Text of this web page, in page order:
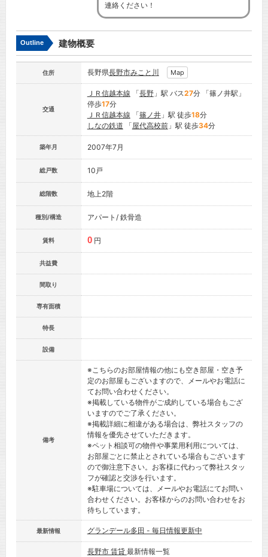
連絡ください！
Outline 建物概要
住所 長野県長野市みこと川 Map
交通
ＪＲ信越本線 「長野」駅 バス27分 「篠ノ井駅」
停歩17分
ＪＲ信越本線 「篠ノ井」駅 徒歩18分
しなの鉄道 「屋代高校前」駅 徒歩34分
築年月 2007年7月
総戸数 10戸
総階数 地上2階
種別/構造 アパート/ 鉄骨造
賃料 0 円
共益費
間取り
専有面積
特長
設備
備考
※こちらのお部屋情報の他にも空き部屋・空き予
定のお部屋もございますので、メールやお電話に
てお問い合わせください。
※掲載している物件がご成約している場合もござ
いますのでご了承ください。
※掲載詳細に相違がある場合は、弊社スタッフの
情報を優先させていただきます。
※ペット相談可の物件や事業用利用については、
お部屋ごとに禁止とされている場合もございます
ので御注意下さい。お客様に代わって弊社スタッ
フが確認と交渉を行います。
※駐車場については、メールやお電話にてお問い
合わせください。お客様からのお問い合わせをお
待ちしています。
最新情報 グランデール多田 - 毎日情報更新中
長野市 賃貸 最新情報一覧